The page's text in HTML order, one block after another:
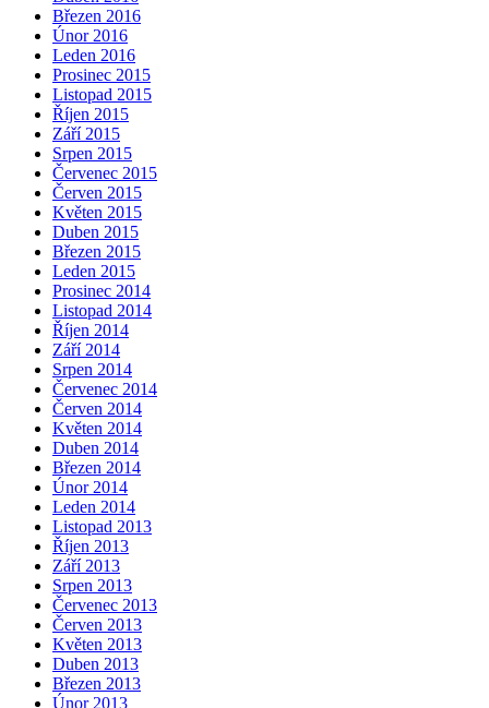
Březen 2016
Únor 2016
Leden 2016
Prosinec 2015
Listopad 2015
Říjen 2015
Září 2015
Srpen 2015
Červenec 2015
Červen 2015
Květen 2015
Duben 2015
Březen 2015
Leden 2015
Prosinec 2014
Listopad 2014
Říjen 2014
Září 2014
Srpen 2014
Červenec 2014
Červen 2014
Květen 2014
Duben 2014
Březen 2014
Únor 2014
Leden 2014
Listopad 2013
Říjen 2013
Září 2013
Srpen 2013
Červenec 2013
Červen 2013
Květen 2013
Duben 2013
Březen 2013
Únor 2013